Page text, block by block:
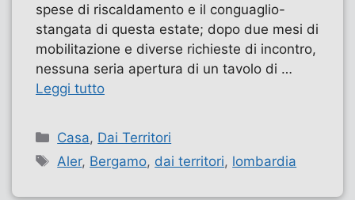
spese di riscaldamento e il conguaglio-
stangata di questa estate; dopo due mesi di
mobilitazione e diverse richieste di incontro,
nessuna seria apertura di un tavolo di …
Leggi tutto
Categorie
Casa, Dai Territori
Tag
Aler, Bergamo, dai territori, lombardia